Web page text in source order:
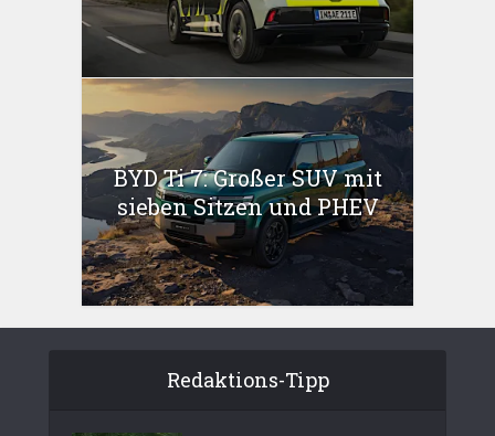
BYD Ti 7: Großer SUV mit
sieben Sitzen und PHEV
Redaktions-Tipp